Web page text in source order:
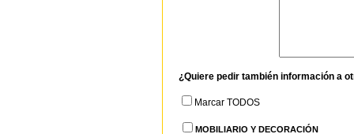
¿Quiere pedir también información a
Marcar TODOS
MOBILIARIO Y DECORACIÓN